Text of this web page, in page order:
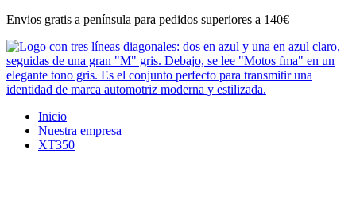
Ir
contenido
Envios gratis a península para pedidos superiores a 140€
Inicio
Nuestra empresa
XT350